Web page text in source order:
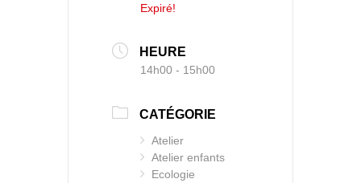
Expiré!
HEURE
14h00 - 15h00
CATÉGORIE
Atelier
Atelier enfants
Ecologie